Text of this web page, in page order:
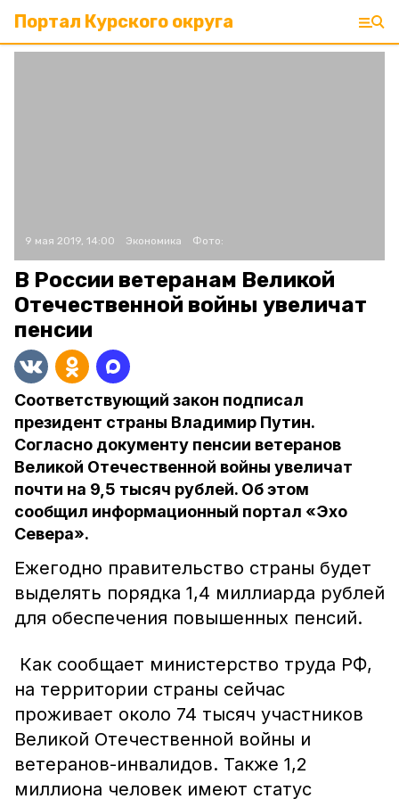
Портал Курского округа
9 мая 2019, 14:00 Экономика Фото:
В России ветеранам Великой
Отечественной войны увеличат
пенсии
Соответствующий закон подписал
президент страны Владимир Путин.
Согласно документу пенсии ветеранов
Великой Отечественной войны увеличат
почти на 9,5 тысяч рублей. Об этом
сообщил информационный портал «Эхо
Севера».
Ежегодно правительство страны будет
выделять порядка 1,4 миллиарда рублей
для обеспечения повышенных пенсий.
Как сообщает министерство труда РФ,
на территории страны сейчас
проживает около 74 тысяч участников
Великой Отечественной войны и
ветеранов-инвалидов. Также 1,2
миллиона человек имеют статус